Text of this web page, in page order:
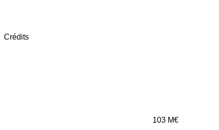
Crédits
103 M€